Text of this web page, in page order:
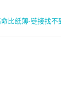
比纸薄-链接找不